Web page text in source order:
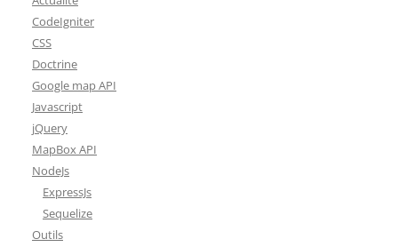
CodeIgniter
CSS
Doctrine
Google map API
Javascript
jQuery
MapBox API
NodeJs
ExpressJs
Sequelize
Outils